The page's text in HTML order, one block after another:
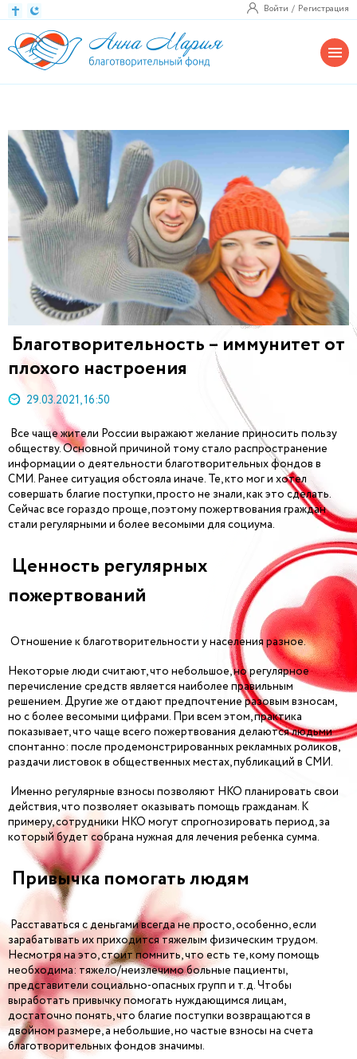
Войти Регистрация
Благотворительность – иммунитет от
плохого настроения
29.03.2021, 16:50
Все чаще жители России выражают желание приносить пользу
обществу. Основной причиной тому стало распространение
информации о деятельности благотворительных фондов в
СМИ. Ранее ситуация обстояла иначе. Те, кто мог и хотел
совершать благие поступки, просто не знали, как это сделать.
Сейчас все гораздо проще, поэтому пожертвования граждан
стали регулярными и более весомыми для социума.
Ценность регулярных
пожертвований
Отношение к благотворительности у населения разное.
Некоторые люди считают, что небольшое, но регулярное
перечисление средств является наиболее правильным
решением. Другие же отдают предпочтение разовым взносам,
но с более весомыми цифрами. При всем этом, практика
показывает, что чаще всего пожертвования делаются людьми
спонтанно: после продемонстрированных рекламных роликов,
раздачи листовок в общественных местах, публикаций в СМИ.
Именно регулярные взносы позволяют НКО планировать свои
действия, что позволяет оказывать помощь гражданам. К
примеру, сотрудники НКО могут спрогнозировать период, за
который будет собрана нужная для лечения ребенка сумма.
Привычка помогать людям
Расставаться с деньгами всегда не просто, особенно, если
зарабатывать их приходится тяжелым физическим трудом.
Несмотря на это, стоит помнить, что есть те, кому помощь
необходима: тяжело/неизлечимо больные пациенты,
представители социально-опасных групп и т.д. Чтобы
выработать привычку помогать нуждающимся лицам,
достаточно понять, что благие поступки возвращаются в
двойном размере, а небольшие, но частые взносы на счета
благотворительных фондов значимы.